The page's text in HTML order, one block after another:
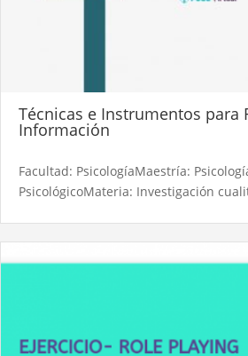
Técnicas e Instrumentos para
Información
Facultad: PsicologíaMaestría:
PsicológicoMateria: Investigación